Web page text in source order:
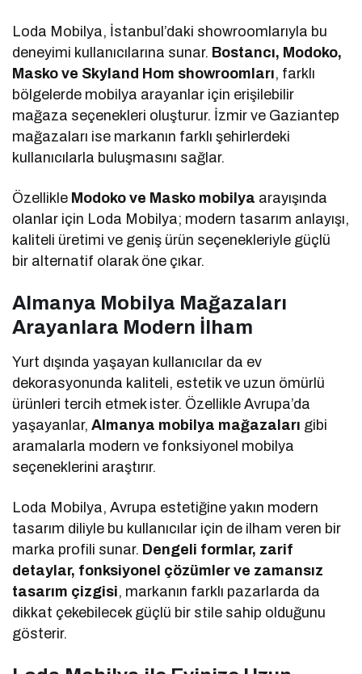
Loda Mobilya, İstanbul’daki showroomlarıyla bu
deneyimi kullanıcılarına sunar. Bostancı, Modoko,
Masko ve Skyland Hom showroomları, farklı
bölgelerde mobilya arayanlar için erişilebilir
mağaza seçenekleri oluşturur. İzmir ve Gaziantep
mağazaları ise markanın farklı şehirlerdeki
kullanıcılarla buluşmasını sağlar.
Özellikle Modoko ve Masko mobilya arayışında
olanlar için Loda Mobilya; modern tasarım anlayışı,
kaliteli üretimi ve geniş ürün seçenekleriyle güçlü
bir alternatif olarak öne çıkar.
Almanya Mobilya Mağazaları
Arayanlara Modern İlham
Yurt dışında yaşayan kullanıcılar da ev
dekorasyonunda kaliteli, estetik ve uzun ömürlü
ürünleri tercih etmek ister. Özellikle Avrupa’da
yaşayanlar,Almanya mobilya mağazaları gibi
aramalarla modern ve fonksiyonel mobilya
seçeneklerini araştırır.
Loda Mobilya, Avrupa estetiğine yakın modern
tasarım diliyle bu kullanıcılar için de ilham veren bir
marka profili sunar. Dengeli formlar, zarif
detaylar, fonksiyonel çözümler ve zamansız
tasarım çizgisi, markanın farklı pazarlarda da
dikkat çekebilecek güçlü bir stile sahip olduğunu
gösterir.